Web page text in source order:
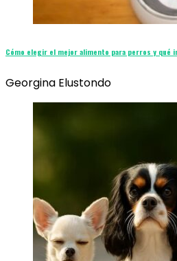
Cómo elegir el mejor alimento para perros y qué
Georgina Elustondo